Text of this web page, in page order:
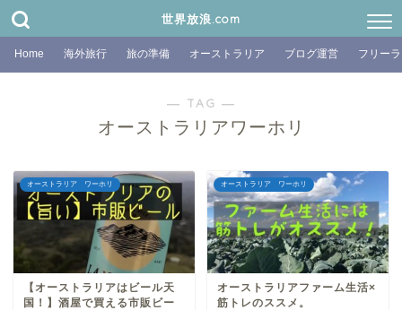
世界放浪.com
Home 海外旅行 旅の準備 オーストラリア ブログ運営 フリー
― TAG ―
オーストラリアワーホリ
オーストラリア ワーホリ
【オーストラリアはビール天
国！】酒屋で買える市販ビー
オーストラリア ワーホリ
オーストラリアファーム生活×
筋トレのススメ。